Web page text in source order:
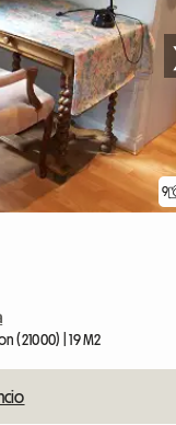
9
(21000) | 19 M2